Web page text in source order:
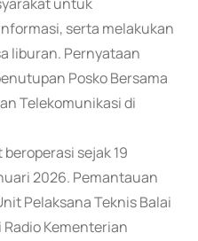
serta melakukan
liburan. Pernyataan
Posko Bersama
Telekomunikasi di
sejak 19
2026. Pemantauan
Pelaksana Teknis Balai
Kementerian